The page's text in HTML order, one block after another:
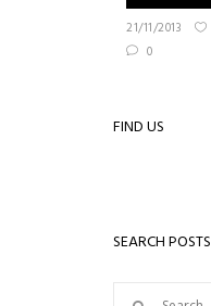
21/11/2013
0
FIND US
SEARCH POSTS